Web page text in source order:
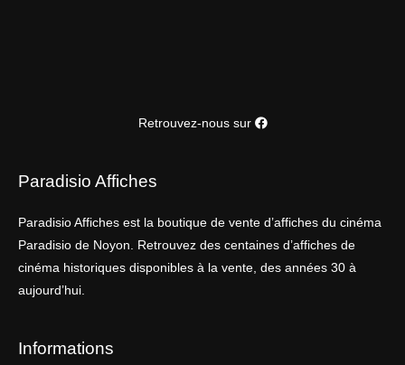
Retrouvez-nous sur
Paradisio Affiches
Paradisio Affiches est la boutique de vente d’affiches du cinéma
Paradisio de Noyon. Retrouvez des centaines d’affiches de
cinéma historiques disponibles à la vente, des années 30 à
aujourd’hui.
Informations